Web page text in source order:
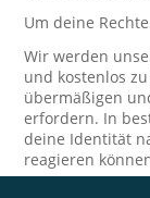
Um deine
Wir werden
und kostenlos
übermäßigen
erfordern. In
deine Identität
reagieren